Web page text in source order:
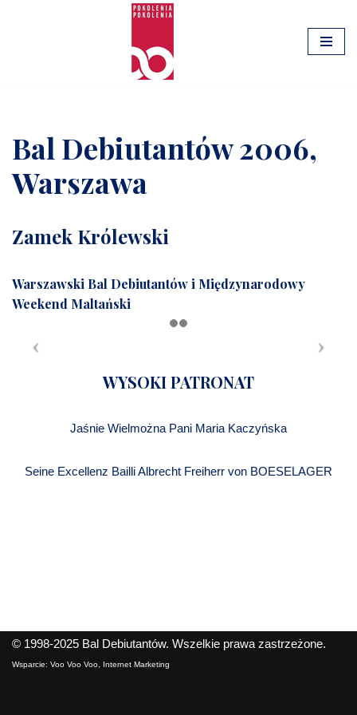
Bal Debiutantów 2006,
Warszawa
Zamek Królewski
Warszawski Bal Debiutantów i Międzynarodowy
Weekend Maltański
WYSOKI PATRONAT
Jaśnie Wielmożna Pani Maria Kaczyńska
Seine Excellenz Bailli Albrecht Freiherr von BOESELAGER
© 1998-2025 Bal Debiutantów. Wszelkie prawa zastrzeżone.
Wsparcie: Voo Voo Voo, Internet Marketing